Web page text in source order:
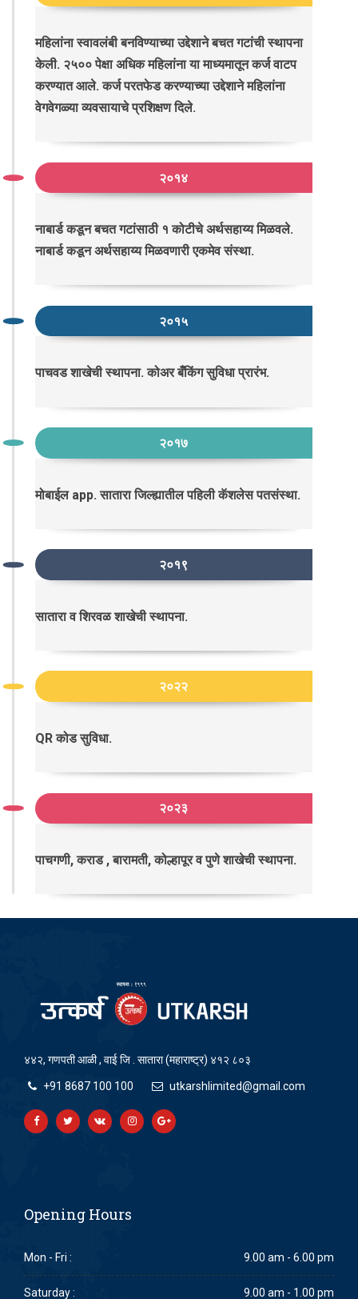
महिलांना स्वावलंबी बनविण्याच्या उद्देशाने बचत गटांची स्थापना
केली. २५०० पेक्षा अधिक महिलांना या माध्यमातून कर्ज वाटप
करण्यात आले. कर्ज परतफेड करण्याच्या उद्देशाने महिलांना
वेगवेगळ्या व्यवसायाचे प्रशिक्षण दिले.
२०१४
नाबार्ड कडून बचत गटांसाठी १ कोटीचे अर्थसहाय्य मिळवले.
नाबार्ड कडून अर्थसहाय्य मिळवणारी एकमेव संस्था.
२०१५
पाचवड शाखेची स्थापना. कोअर बँकिंग सुविधा प्रारंभ.
२०१७
मोबाईल app. सातारा जिल्ह्यातील पहिली कॅशलेस पतसंस्था.
२०१९
सातारा व शिरवळ शाखेची स्थापना.
२०२२
QR कोड सुविधा.
२०२३
पाचगणी, कराड , बारामती, कोल्हापूर व पुणे शाखेची स्थापना.
४४२, गणपती आळी , वाई जि . सातारा (महाराष्ट्र) ४१२ ८०३
+91 8687 100 100 utkarshlimited@gmail.com
Opening Hours
Mon - Fri : 9.00 am - 6.00 pm
Saturday : 9.00 am - 1.00 pm